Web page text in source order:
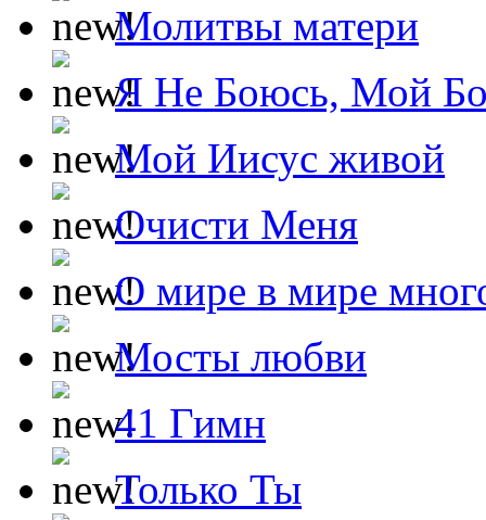
Молитвы матери
Я Не Боюсь, Мой
Мой Иисус живой
Очисти Меня
О мире в мире
Мосты любви
41 Гимн
Только Ты